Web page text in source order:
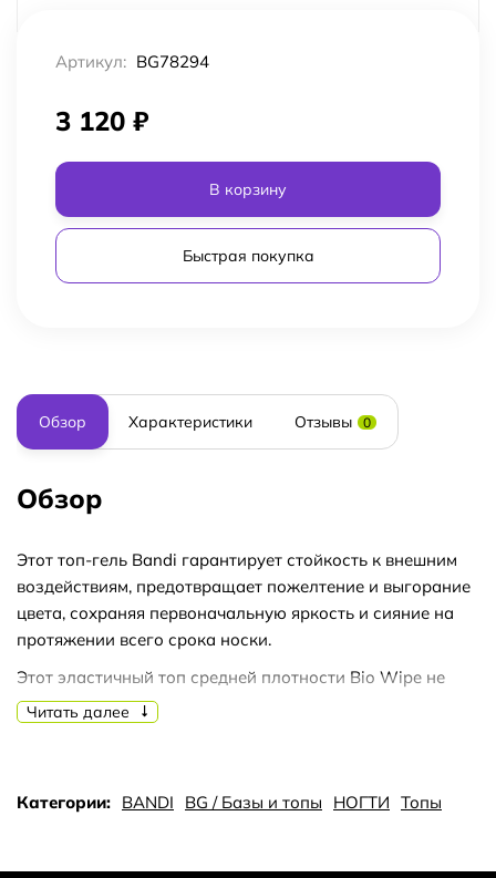
Артикул: BG78294
3 120 ₽
В корзину
Быстрая покупка
Обзор Характеристики Отзывы 0
Обзор
Этот топ-гель Bandi гарантирует стойкость к внешним
воздействиям, предотвращает пожелтение и выгорание
цвета, сохраняя первоначальную яркость и сияние на
протяжении всего срока носки.
Этот эластичный топ средней плотности Bio Wipe не
растекается, отлично сохраняет форму и обеспечивает
Комфортное нанесение без неприятных ощущений во
Читать далее
Категории: BANDI BG / Базы и топы НОГТИ Топы